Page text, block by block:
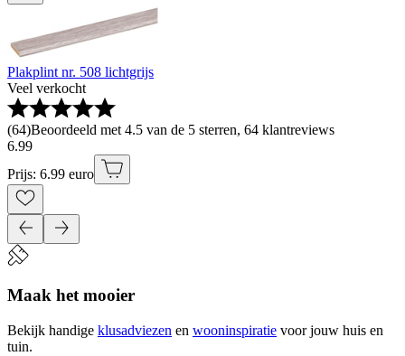
Plakplint nr. 508 lichtgrijs
Veel verkocht
(64)Beoordeeld met 4.5 van de 5 sterren, 64 klantreviews
6.99
Prijs: 6.99 euro
Maak het mooier
Bekijk handige klusadviezen en wooninspiratie voor jouw huis en
tuin.